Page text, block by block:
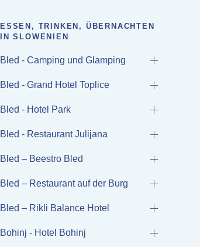
ESSEN, TRINKEN, ÜBERNACHTEN
IN SLOWENIEN
Bled - Camping und Glamping
Bled - Grand Hotel Toplice
Bled - Hotel Park
Bled - Restaurant Julijana
Bled – Beestro Bled
Bled – Restaurant auf der Burg
Bled – Rikli Balance Hotel
Bohinj - Hotel Bohinj